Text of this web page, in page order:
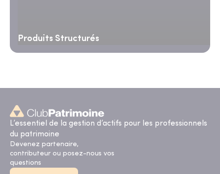
Produits Structurés
L’essentiel de la gestion d’actifs pour les professionnels
du patrimoine
Devenez partenaire,
contributeur ou posez-nous vos
questions